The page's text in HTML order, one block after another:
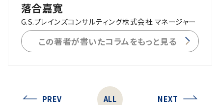
落合嘉寛
G.S.ブレインズコンサルティング株式会社 マネージャー
この著者が書いたコラムをもっと見る
PREV ALL NEXT